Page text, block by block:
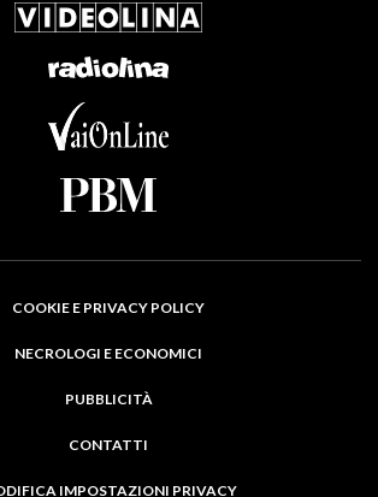
COOKIE E PRIVACY POLICY
NECROLOGI E ECONOMICI
PUBBLICITÀ
CONTATTI
IMPOSTAZIONI PRIVACY